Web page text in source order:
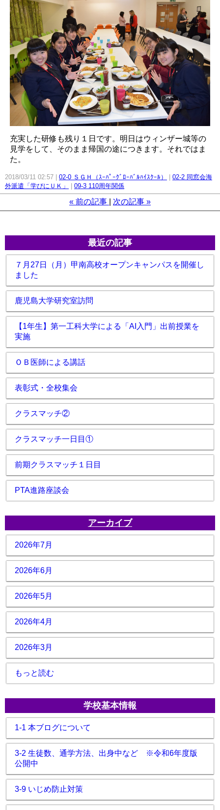
充実した研修も残り１日です。明日はウィンザー城等の
見学をして、そのまま帰国の途につきます。それではま
た。
2018/03/11 02:57 02-0 ＳＧＨ（ｽｰﾊﾟｰｸﾞﾛｰﾊﾞﾙﾊｲｽｸｰﾙ）
02-2 同窓会海
外派遣「学びにＵＫ」
09-3 110周年関係
« 前の記事 次の記事 »
最近の記事
７月27日（月）甲南高校オープンキャンパスを開催し
ました
鹿児島大学研究室訪問
【1年生】第一工科大学による「AI入門」出前授業を
実施
ＯＢ医師による講話
表彰式・全校集会
クラスマッチ②
クラスマッチ一日目①
前期クラスマッチ１日目
PTA進路座談会
アーカイブ
2026年7月
2026年6月
2026年5月
2026年4月
2026年3月
もっと読む
学校基本情報
1-1 本ブログについて
3-2 生徒数、通学方法、出身中など ※令和6年度版
公開中
3-9 いじめ防止対策